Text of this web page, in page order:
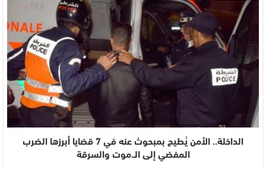
الداخلة.. الأمن يُطيح بمبحوث عنه في 7 قضايا أبرزها الضرب
المفضي إلى الـ.موت والسرقة